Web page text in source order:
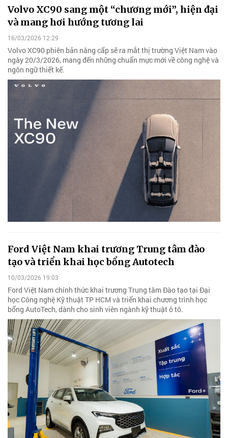
Volvo XC90 sang một “chương mới”, hiện đại
và mang hơi hướng tương lai
16/03/2026 12:29
Volvo XC90 phiên bản nâng cấp sẽ ra mắt thị trường Việt Nam vào
ngày 20/3/2026, mang đến những chuẩn mực mới về công nghệ và
ngôn ngữ thiết kế.
Ford Việt Nam khai trương Trung tâm đào
tạo và triển khai học bổng Autotech
10/03/2026 19:03
Ford Việt Nam chính thức khai trương Trung tâm Đào tạo tại Đại
học Công nghệ Kỹ thuật TP HCM và triển khai chương trình học
bổng AutoTech, dành cho sinh viên ngành kỹ thuật ô tô.